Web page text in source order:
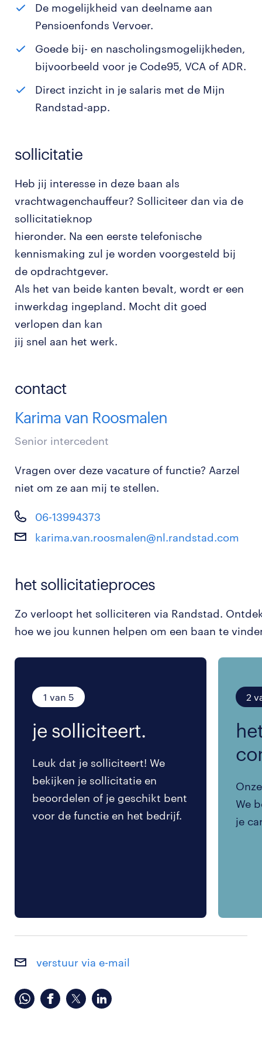
De mogelijkheid van deelname aan
Pensioenfonds Vervoer.
Goede bij- en nascholingsmogelijkheden,
bijvoorbeeld voor je Code95, VCA of ADR.
Direct inzicht in je salaris met de Mijn
Randstad-app.
sollicitatie
Heb jij interesse in deze baan als
vrachtwagenchauffeur? Solliciteer dan via de
sollicitatieknop
hieronder. Na een eerste telefonische
kennismaking zul je worden voorgesteld bij
de opdrachtgever.
Als het van beide kanten bevalt, wordt er een
inwerkdag ingepland. Mocht dit goed
verlopen dan kan
jij snel aan het werk.
contact
Karima van Roosmalen
Senior intercedent
Vragen over deze vacature of functie? Aarzel
niet om ze aan mij te stellen.
06-13994373
karima.van.roosmalen@nl.randstad.com
het sollicitatieproces
Zo verloopt het solliciteren via Randstad.
hoe we jou kunnen helpen om een baan te
1 van 5
je solliciteert.
Leuk dat je solliciteert! We
bekijken je sollicitatie en
beoordelen of je geschikt bent
voor de functie en het bedrijf.
2
We
je
verstuur via e-mail